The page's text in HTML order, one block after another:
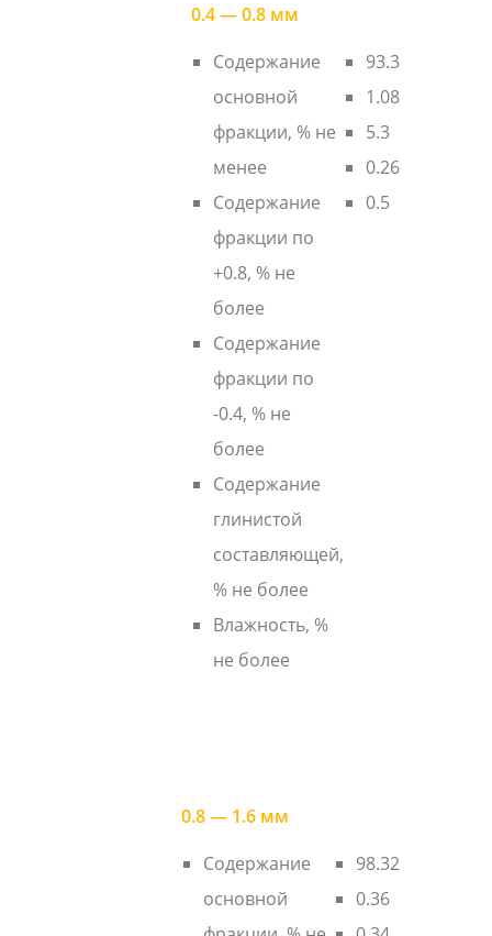
0.4 — 0.8 мм
Содержание
основной
фракции, % не
менее
Содержание
фракции по
+0.8, % не
более
Содержание
фракции по
-0.4, % не
более
Содержание
глинистой
составляющей,
% не более
Влажность, %
не более
93.3
1.08
5.3
0.26
0.5
0.8 — 1.6 мм
Содержание
основной
98.32
0.36